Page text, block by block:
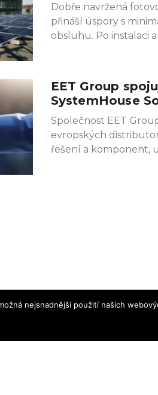
Dobře navržená
přináší úspory s
obsluhu. Po instalaci
EET Group
SystemHouse
Společnost EET
evropských
řešení a komponent,
nejsnadnější použití našich